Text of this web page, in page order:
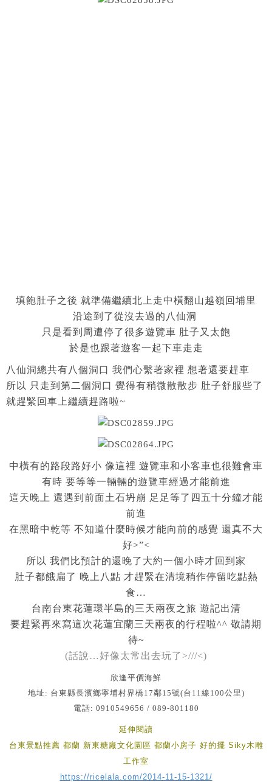
填飽肚子之後 就準備繼續北上走中橫翻山越嶺回埔里
沿途到了從沒去過的八仙洞
只是看到周遭停了很多遊覽車 肚子又太飽
於是也跟著遊客一起下車走走
八仙洞總共有八個洞口 我們心繫著家裡 想著還要趕車
所以 只走到第二個洞口 覺得有稍微散散步 肚子舒服些了
就趕緊回車上繼續趕路啦~
中橫有的路段路好小 像這裡 遊覽車和小客車也很難會車
有時 要等等一輛輛的遊覽車經過才能前進
這天晚上 還遇到前面土石坍崩 足足等了四五十分鐘才能
前進
在黑暗中乾等 不知道什麼時候才能向前的感覺 還真不大
好>”<
所以 我們比預計的還晚了大約一個小時才回到家
肚子都餓扁了 晚上八點 才趕緊在清境稍作停留吃點熱
食…
台南台東花蓮環半島的三天兩夜之旅 遊記出清
要趕緊再來寫這次花蓮宜蘭三天兩夜的行程啦^^ 敬請期
待~
(話說…好像太常出去玩了>///<)
欣逢平價海鮮
地址: 台東縣長濱鄉寧埔村界橋17鄰15號(台11線100公里)
電話: 0910549656 / 089-801180
延伸閱讀
台東景點推薦 都蘭 新東糖廠文化園區 都蘭小房子 好的擺 Siky木雕
工作室
https://ricelala.com/2014-11-15-1321/